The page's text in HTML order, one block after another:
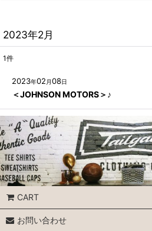
2023年2月
1件
2023年02月08日
＜JOHNSON MOTORS＞♪
CART
お問い合わせ